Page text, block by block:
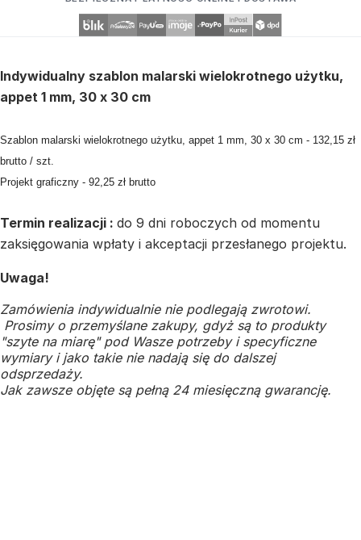
Indywidualny szablon malarski wielokrotnego użytku,
appet 1 mm, 30 x 30 cm
Szablon malarski wielokrotnego użytku, appet 1 mm, 30 x 30 cm - 132,15 zł
brutto / szt.
Projekt graficzny - 92,25 zł brutto
Termin realizacji : do 9 dni roboczych od momentu
zaksięgowania wpłaty i akceptacji przesłanego projektu.
Uwaga!
Zamówienia indywidualnie nie podlegają zwrotowi.
Prosimy o przemyślane zakupy, gdyż są to produkty
"szyte na miarę" pod Wasze potrzeby i specyficzne
wymiary i jako takie nie nadają się do dalszej
odsprzedaży.
Jak zawsze objęte są pełną 24 miesięczną gwarancję.